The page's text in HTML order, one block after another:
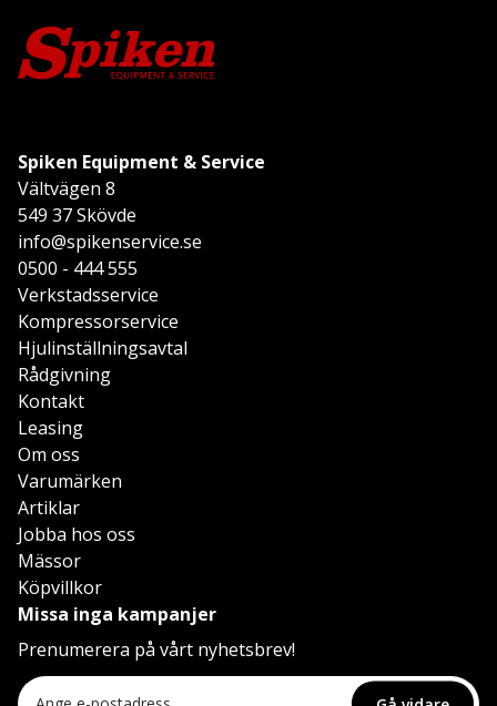
Spiken Equipment & Service
Vältvägen 8
549 37 Skövde
info@spikenservice.se
0500 - 444 555
Verkstadsservice
Kompressorservice
Hjulinställningsavtal
Rådgivning
Kontakt
Leasing
Om oss
Varumärken
Artiklar
Jobba hos oss
Mässor
Köpvillkor
Missa inga kampanjer
Prenumerera på vårt nyhetsbrev!